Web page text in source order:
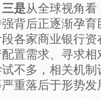
三是从全球视角
背后正逐渐孕
各家商业银行
置需求、寻求
不多，相关机
严重落后于形势